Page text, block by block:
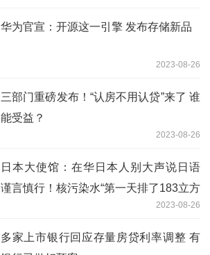
华为官宣：开源这一引擎 发布存储新品
2023-08-26
三部门重磅发布！“认房不用认贷”来了 谁
能受益？
2023-08-26
日本大使馆：在华日本人别大声说日语
谨言慎行！核污染水“第一天排了183立方
2023-08-26
多家上市银行回应存量房贷利率调整 有